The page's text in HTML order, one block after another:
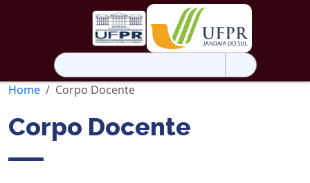
Pesquisar
por:
Home
Corpo Docente
Corpo Docente